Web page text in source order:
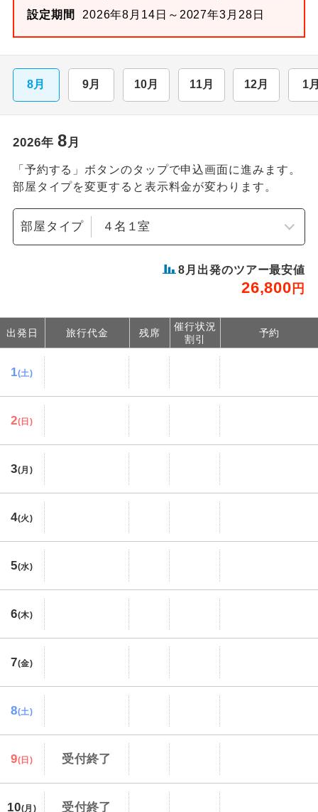
設定期間
2026年8月14日～2027年3月28日
8月 9月 10月 11月 12月 1
2026年 8月
「予約する」ボタンのタップで申込画面に進みます。
部屋タイプを変更すると表示料金が変わります。
部屋タイプ
8 月出発のツアー最安値
26,800 円
出発日 旅行代金 残席
催行状況
割引
予約
1(土)
2(日)
3(月)
4(火)
5(水)
6(木)
7(金)
8(土)
9(日) 受付終了
10(月) 受付終了